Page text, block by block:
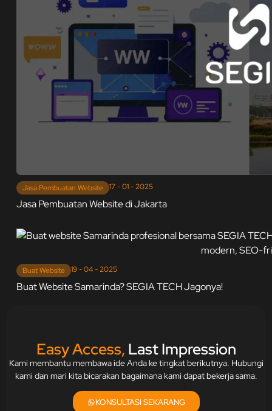
Jasa Pembuatan Website 17 - 01 - 2025
Jasa Pembuatan Website di Jakarta
Buat Website 19 - 04 - 2025
Buat Website Samarinda? SEGIA TECH Jagonya!
Easy Access, Last Impression
Kami membantu membawa ide Anda ke tingkat berikutnya. Hubungi
kami dan mari kita bicarakan bagaimana kami dapat bekerja sama.
KONSULTASI SEKARANG